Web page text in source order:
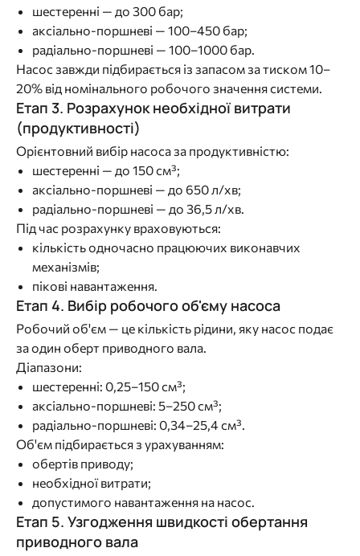
шестеренні — до 300 бар;
аксіально-поршневі — 100–450 бар;
радіально-поршневі — 100–1000 бар.
Насос завжди підбирається із запасом за тиском 10–
20% від номінального робочого значення системи.
Етап 3. Розрахунок необхідної витрати
(продуктивності)
Орієнтовний вибір насоса за продуктивністю:
шестеренні — до 150 см³;
аксіально-поршневі — до 650 л/хв;
радіально-поршневі — до 36,5 л/хв.
Під час розрахунку враховуються:
кількість одночасно працюючих виконавчих
механізмів;
пікові навантаження.
Етап 4. Вибір робочого об'єму насоса
Робочий об'єм — це кількість рідини, яку насос подає
за один оберт приводного вала.
Діапазони:
шестеренні: 0,25–150 см³;
аксіально-поршневі: 5–250 см³;
радіально-поршневі: 0,34–25,4 см³.
Об'єм підбирається з урахуванням:
обертів приводу;
необхідної витрати;
допустимого навантаження на насос.
Етап 5. Узгодження швидкості обертання
приводного вала